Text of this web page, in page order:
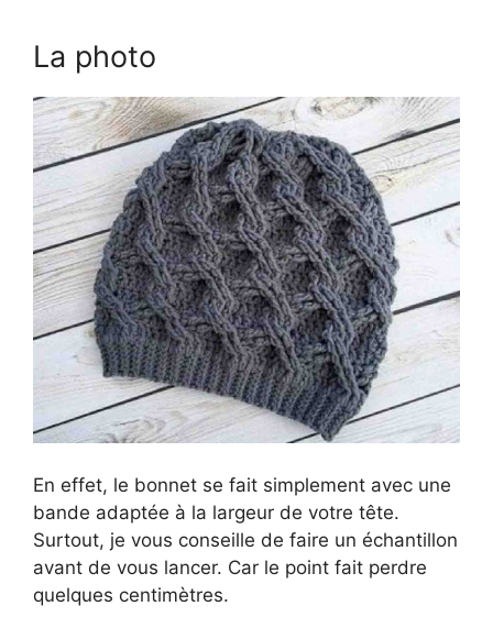
La photo
En effet, le bonnet se fait simplement avec une
bande adaptée à la largeur de votre tête.
Surtout, je vous conseille de faire un échantillon
avant de vous lancer. Car le point fait perdre
quelques centimètres.